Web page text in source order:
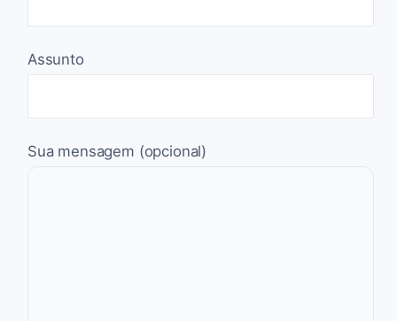
Assunto
Sua mensagem (opcional)